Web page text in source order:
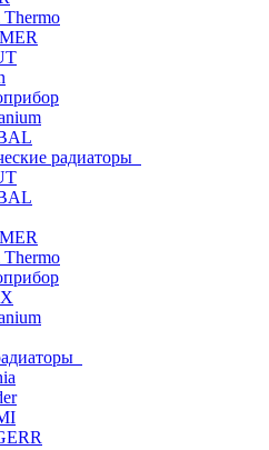
Thermo
радиаторы
Thermo